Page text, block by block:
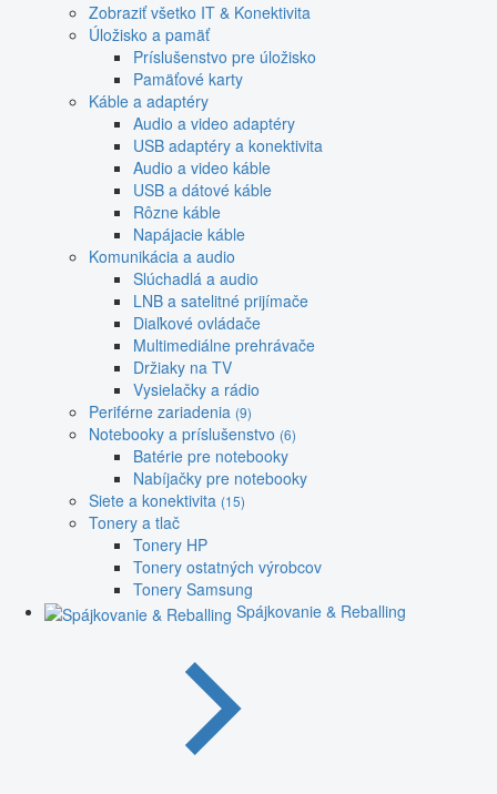
Zobraziť všetko IT & Konektivita
Úložisko a pamäť
Príslušenstvo pre úložisko
Pamäťové karty
Káble a adaptéry
Audio a video adaptéry
USB adaptéry a konektivita
Audio a video káble
USB a dátové káble
Rôzne káble
Napájacie káble
Komunikácia a audio
Slúchadlá a audio
LNB a satelitné prijímače
Diaľkové ovládače
Multimediálne prehrávače
Držiaky na TV
Vysielačky a rádio
Periférne zariadenia (9)
Notebooky a príslušenstvo (6)
Batérie pre notebooky
Nabíjačky pre notebooky
Siete a konektivita (15)
Tonery a tlač
Tonery HP
Tonery ostatných výrobcov
Tonery Samsung
Spájkovanie & Reballing